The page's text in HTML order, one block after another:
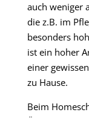
auch weniger
die z.B. im
besonders
ist ein hoher
einer
zu Hause.
Beim